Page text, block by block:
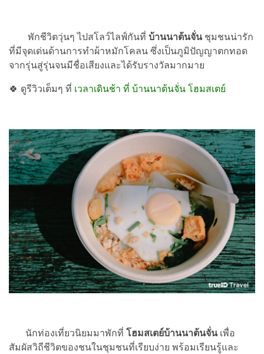
พักชีวิตวุ่นๆ ไปสโลว์ไลฟ์กันที่ บ้านนาต้นจั่นชุมชนน่ารัก
ที่มีจุดเด่นด้านการทำผ้าหมักโคลน ซึ่งเป็นภูมิปัญญาตกทอด
จากรุ่นสู่รุ่นจนมีชื่อเสียงและได้รับรางวัลมากมาย
🍀 ดูรีวิวเต็มๆ ที่ เวลาเดินช้า ที่ บ้านนาต้นจั่น โฮมสเตย์
นักท่องเที่ยวนิยมมาพักที่ โฮมสเตย์บ้านนาต้นจั่นเพื่อ
สัมผัสวิถีชีวิตของชนในชุมชนที่เรียบง่าย พร้อมเรียนรู้และ